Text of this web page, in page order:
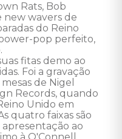
Rats, Bob
new wavers de
do Reino
pop perfeito,
fitas demo ao
Foi a gravação
de Nigel
Records, quando
Unido em
quatro faixas são
ao